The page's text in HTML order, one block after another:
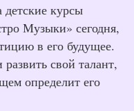
детские курсы
Музыки» сегодня,
в его будущее.
свой талант,
определит его